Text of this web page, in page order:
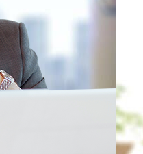
Стройте
помощью